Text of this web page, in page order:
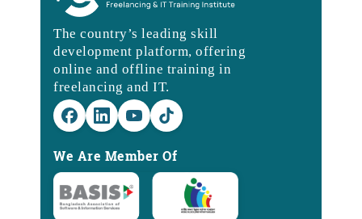
The country’s leading skill
development platform, offering
online and offline training in
freelancing and IT.
We Are Member Of